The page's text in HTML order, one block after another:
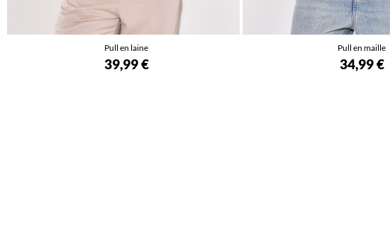
Pull en laine
39,99 €
Pull en maille
34,99 €